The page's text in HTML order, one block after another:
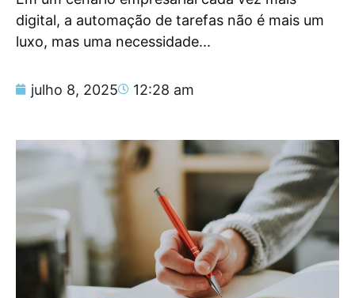
digital, a automação de tarefas não é mais um
luxo, mas uma necessidade...
julho 8, 2025 12:28 am